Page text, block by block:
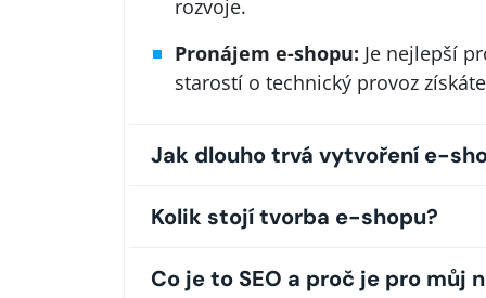
rozvoje.
Pronájem e-shopu: Je nejlepší
starostí o technický provoz
Jak dlouho trvá vytvoření e-
Kolik stojí tvorba e-shopu?
Co je to SEO a proč je pro můj